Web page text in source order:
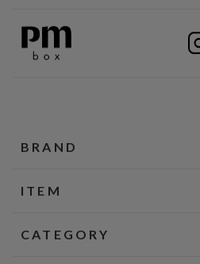
BRAND
ITEM
CATEGORY